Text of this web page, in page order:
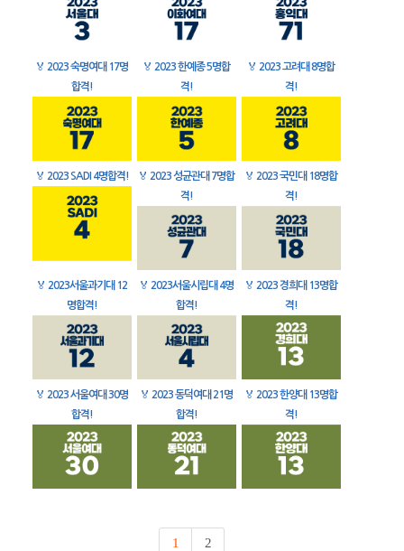
🏅 2023 숙명여대 17명
합격!
🏅 2023 한예종 5명합
격!
🏅 2023 고려대 8명합
격!
🏅 2023 SADI 4명합격! 🏅 2023 성균관대 7명합
격!
🏅 2023 국민대 18명합
격!
🏅 2023서울과기대 12
명합격!
🏅 2023서울시립대 4명
합격!
🏅 2023 경희대 13명합
격!
🏅 2023 서울여대 30명
합격!
🏅 2023 동덕여대 21명
합격!
🏅 2023 한양대 13명합
격!
1 2